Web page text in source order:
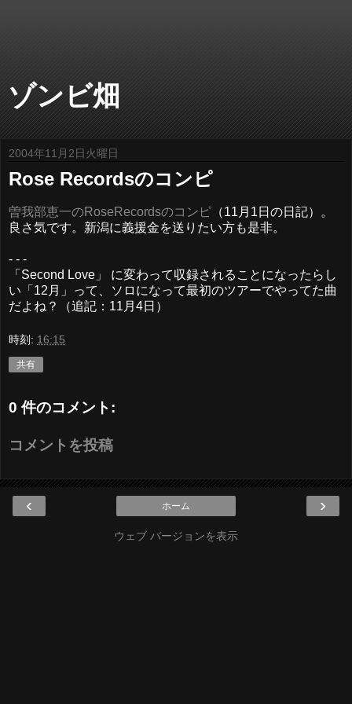
ゾンビ畑
2004年11月2日火曜日
Rose Recordsのコンピ
曽我部恵一のRoseRecordsのコンピ （11月1日の日記）。
良さ気です。新潟に義援金を送りたい方も是非。
- - -
「Second Love」 に変わって収録されることになったらし
い「12月」って、ソロになって最初のツアーでやってた曲
だよね？（追記：11月4日）
時刻: 16:15
共有
0 件のコメント:
コメントを投稿
‹ ›
ホーム
ウェブ バージョンを表示